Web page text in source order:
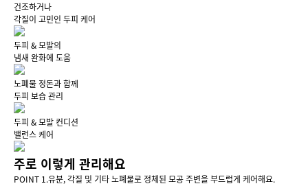
건조하거나
각질이 고민인 두피 케어
두피 & 모발의
냄새 완화에 도움
노폐물 정돈과 함께
두피 보습 관리
두피 & 모발 컨디션
밸런스 케어
주로 이렇게 관리해요
POINT 1.유분, 각질 및 기타 노폐물로 정체된 모공 주변을 부드럽게 케어해요.